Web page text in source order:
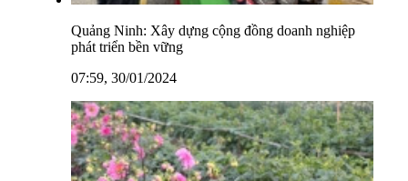
Quảng Ninh: Xây dựng cộng đồng doanh nghiệp
phát triển bền vững
07:59, 30/01/2024